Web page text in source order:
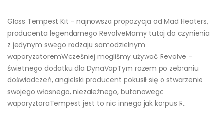
Glass Tempest Kit - najnowsza propozycja od Mad Heaters,
producenta legendarnego RevolveMamy tutaj do czynienia
z jedynym swego rodzaju samodzielnym
waporyzatoremWcześniej mogliśmy używać Revolve -
świetnego dodatku dla DynaVapTym razem po zebraniu
doświadczeń, angielski producent pokusił się o stworzenie
swojego własnego, niezależnego, butanowego
waporyztoraTempest jest to nic innego jak korpus R..